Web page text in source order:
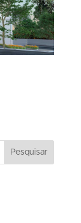
Pesquisar